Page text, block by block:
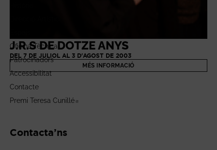
J.R.S DE DOTZE ANYS
DEL 7 DE JULIOL AL 3 D'AGOST DE 2003
MÉS INFORMACIÓ
Oficina Tècnica
Patrocinadors
Accessibilitat
Contacte
Premi Teresa Cunillé
Contacta’ns